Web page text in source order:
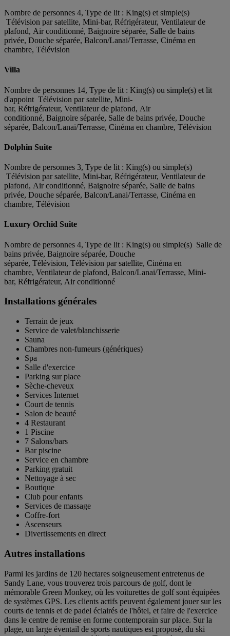
Nombre de personnes 4, Type de lit : King(s) et simple(s)
Télévision par satellite, Mini-bar, Réfrigérateur, Ventilateur de
plafond, Air conditionné, Baignoire séparée, Salle de bains
privée, Douche séparée, Balcon/Lanai/Terrasse, Cinéma en
chambre, Télévision
Villa
Nombre de personnes 14, Type de lit : King(s) ou simple(s) et lit
d'appoint Télévision par satellite, Mini-
bar, Réfrigérateur, Ventilateur de plafond, Air
conditionné, Baignoire séparée, Salle de bains privée, Douche
séparée, Balcon/Lanai/Terrasse, Cinéma en chambre, Télévision
Dolphin Suite
Nombre de personnes 3, Type de lit : King(s) ou simple(s)
Télévision par satellite, Mini-bar, Réfrigérateur, Ventilateur de
plafond, Air conditionné, Baignoire séparée, Salle de bains
privée, Douche séparée, Balcon/Lanai/Terrasse, Cinéma en
chambre, Télévision
Luxury Orchid Suite
Nombre de personnes 4, Type de lit : King(s) ou simple(s) Salle de
bains privée, Baignoire séparée, Douche
séparée, Télévision, Télévision par satellite, Cinéma en
chambre, Ventilateur de plafond, Balcon/Lanai/Terrasse, Mini-
bar, Réfrigérateur, Air conditionné
Installations générales
Terrain de jeux
Service de valet/blanchisserie
Sauna
Chambres non-fumeurs (génériques)
Spa
Salle d'exercice
Parking sur place
Sèche-cheveux
Services Internet
Court de tennis
Salon de beauté
4 Restaurant
1 Piscine
7 Salons/bars
Bar piscine
Service en chambre
Parking gratuit
Nettoyage à sec
Boutique
Club pour enfants
Services de massage
Coffre-fort
Ascenseurs
Divertissements en direct
Autres installations
Parmi les jardins de 120 hectares soigneusement entretenus de
Sandy Lane, vous trouverez trois parcours de golf, dont le
mémorable Green Monkey, où les voiturettes de golf sont équipées
de systèmes GPS. Les clients actifs peuvent également jouer sur les
courts de tennis et de padel éclairés de l'hôtel, et faire de l'exercice
dans le centre de remise en forme contemporain sur place. Sur la
plage, un large éventail de sports nautiques est proposé, du ski